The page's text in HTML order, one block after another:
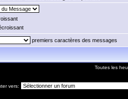
premiers caractères des messages
Toutes les
vers: